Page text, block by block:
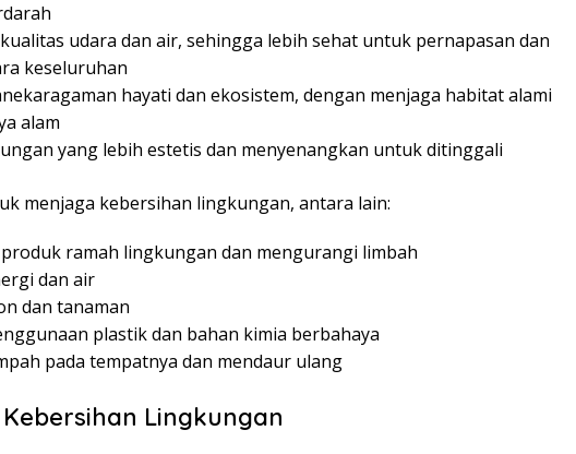
udara dan air, sehingga lebih sehat untuk pernapasan dan
keseluruhan
hayati dan ekosistem, dengan menjaga habitat alami
alam
yang lebih estetis dan menyenangkan untuk ditinggali
menjaga kebersihan lingkungan, antara lain:
ramah lingkungan dan mengurangi limbah
dan air
dan tanaman
plastik dan bahan kimia berbahaya
pada tempatnya dan mendaur ulang
Lingkungan